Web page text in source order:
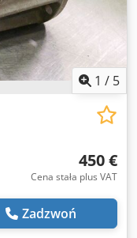
1 / 5
450 €
Cena stała plus VAT
Zadzwoń